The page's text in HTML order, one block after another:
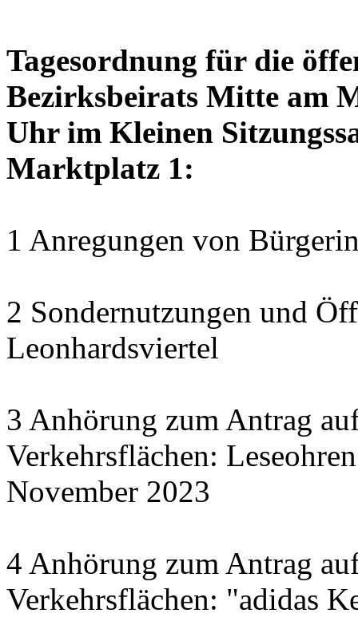
Tagesordnung für die
Bezirksbeirats Mitte am
Uhr im Kleinen
Marktplatz 1:
1 Anregungen von
2 Sondernutzungen und
Leonhardsviertel
3 Anhörung zum Antrag
Verkehrsflächen:
November 2023
4 Anhörung zum Antrag
Verkehrsflächen: "adidas